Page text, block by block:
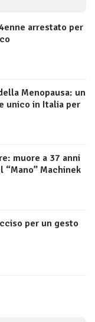
arrestato per
Menopausa: un
unico in Italia per
muore a 37 anni
“Mano” Machinek
per un gesto